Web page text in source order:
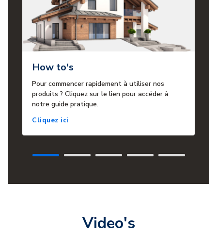
How to's
Pour commencer rapidement à utiliser nos
produits ? Cliquez sur le lien pour accéder à
notre guide pratique.
Cliquez ici
Video's